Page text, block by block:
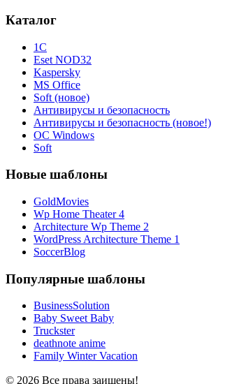
Каталог
1С
Eset NOD32
Kaspersky
MS Office
Soft (новое)
Антивирусы и безопасность
Антивирусы и безопасность (новое!)
ОС Windows
Soft
Новые шаблоны
GoldMovies
Wp Home Theater 4
Architecture Wp Theme 2
WordPress Architecture Theme 1
SoccerBlog
Популярные шаблоны
BusinessSolution
Baby Sweet Baby
Truckster
deathnote anime
Family Winter Vacation
© 2026 Все права заищены!